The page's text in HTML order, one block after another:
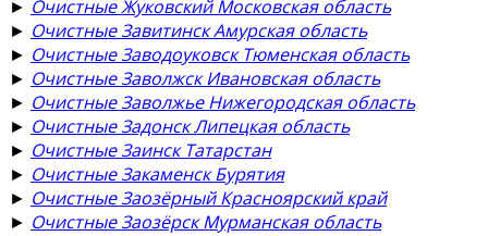
► Очистные Жуковский Московская область
► Очистные Завитинск Амурская область
► Очистные Заводоуковск Тюменская область
► Очистные Заволжск Ивановская область
► Очистные Заволжье Нижегородская область
► Очистные Задонск Липецкая область
► Очистные Заинск Татарстан
► Очистные Закаменск Бурятия
► Очистные Заозёрный Красноярский край
► Очистные Заозёрск Мурманская область